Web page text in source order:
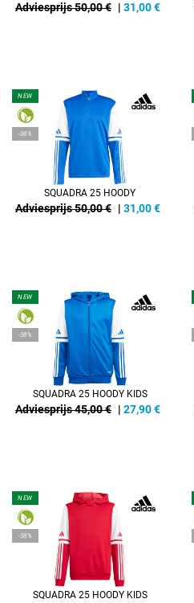
Adviesprijs 50,00 € | 31,00€
NEW
-38%
SQUADRA 25 HOODY
Adviesprijs 50,00 € | 31,00€
NEW
-38%
SQUADRA 25 HOODY KIDS
Adviesprijs 45,00 € | 27,90€
NEW
-38%
SQUADRA 25 HOODY KIDS